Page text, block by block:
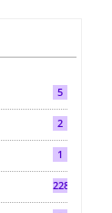
5
2
1
2286